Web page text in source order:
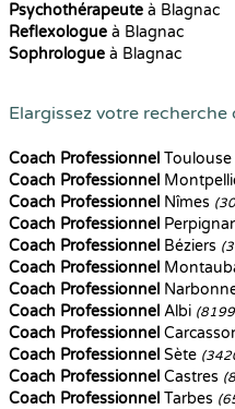
Psychothérapeute à Blagnac
Reflexologue à Blagnac
Sophrologue à Blagnac
Elargissez votre recherche
Coach Professionnel Toulouse
Coach Professionnel
Coach Professionnel Nîmes
Coach Professionnel
Coach Professionnel Béziers
Coach Professionnel
Coach Professionnel
Coach Professionnel Albi
Coach Professionnel
Coach Professionnel Sète
Coach Professionnel Castres
Coach Professionnel Tarbes